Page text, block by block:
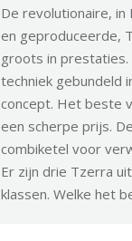
De revolutionaire, in
en geproduceerde,
groots in prestaties.
techniek gebundeld
concept. Het beste
een scherpe prijs.
combiketel voor
Er zijn drie Tzerra
klassen. Welke het